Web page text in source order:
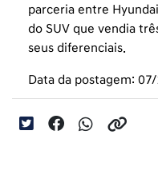
parceria entre
do SUV que vendia
seus diferenciais.
Data da postagem: